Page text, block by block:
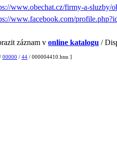
www.obechat.cz/firmy-a-sluzby/
www.facebook.com/
záznam v online katalogu /
/ 00000 / 44 / 000004410.htm ]